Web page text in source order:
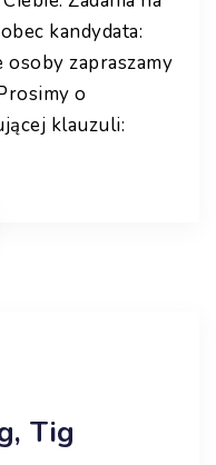
kandydata:
zapraszamy
o
klauzuli:
Tig